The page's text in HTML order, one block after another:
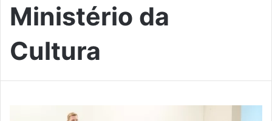
Ministério da
Cultura